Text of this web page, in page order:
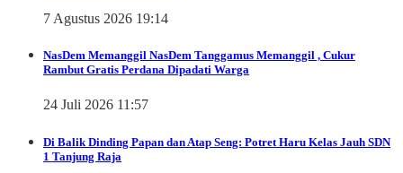
7 Agustus 2026 19:14
NasDem Memanggil NasDem Tanggamus Memanggil , Cukur
Rambut Gratis Perdana Dipadati Warga
24 Juli 2026 11:57
Di Balik Dinding Papan dan Atap Seng: Potret Haru Kelas Jauh SDN
1 Tanjung Raja